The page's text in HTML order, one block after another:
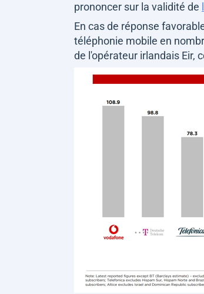
prononcer sur la validité de
En cas de réponse
téléphonie mobile en
de l'opérateur irlandais Eir,